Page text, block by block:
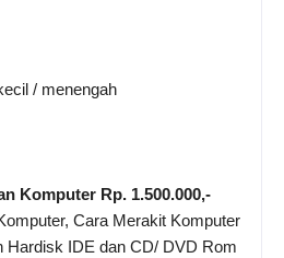
/ menengah
Komputer Rp. 1.500.000,-
Cara Merakit Komputer
Hardisk IDE dan CD/ DVD Rom